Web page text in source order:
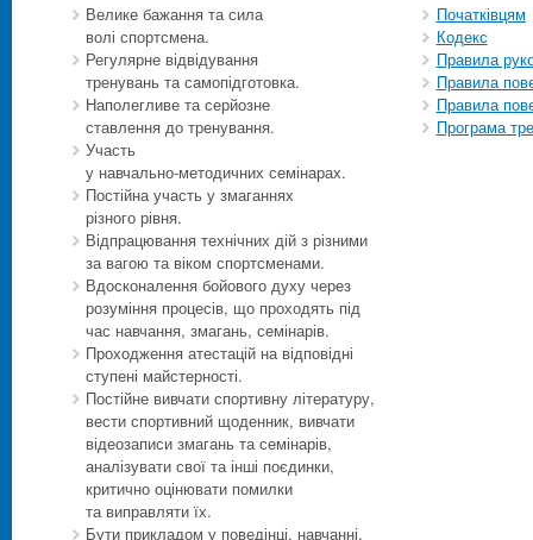
Велике бажання та сила
волі спортсмена.
Регулярне відвідування
тренувань та самопідготовка.
Наполегливе та серйозне
ставлення до тренування.
Участь
у навчально-методичних семінарах.
Постійна участь у змаганнях
різного рівня.
Відпрацювання технічних дій з різними
за вагою та віком спортсменами.
Вдосконалення бойового духу через
розуміння процесів, що проходять під
час навчання, змагань, семінарів.
Проходження атестацій на відповідні
ступені майстерності.
Постійне вивчати спортивну літературу,
вести спортивний щоденник, вивчати
відеозаписи змагань та семінарів,
аналізувати свої та інші поєдинки,
критично оцінювати помилки
та виправляти їх.
Бути прикладом у поведінці, навчанні,
Початківцям
Кодекс
Правила
Правила
Правила
Програма